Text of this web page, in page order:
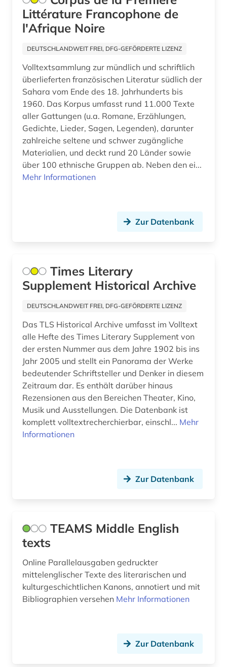
französisch (19)
frau (2)
frauen (1)
frauenbewegung (1)
frauenbild (1)
frauenforschung (2)
frauengeschichte (1)
frauenliteratur (1)
geografie (2)
germanen (1)
germanische altertumskunde (1)
germanistik (1)
gesamtausgabe (1)
geschichte (68)
geschichte 1000-1917 (1)
geschichte 1400-1700 (1)
geschichte 1500 - 1700 (1)
geschichte 1500-1700 (1)
Littérature Francophone de
l'Afrique Noire
DEUTSCHLANDWEIT FREI, DFG-GEFÖRDERTE LIZENZ
Volltextsammlung zur mündlich und schriftlich
überlieferten französischen Literatur südlich der
Sahara vom Ende des 18. Jahrhunderts bis
1960. Das Korpus umfasst rund 11.000 Texte
aller Gattungen (u.a. Romane, Erzählungen,
Gedichte, Lieder, Sagen, Legenden), darunter
zahlreiche seltene und schwer zugängliche
Materialien, und deckt rund 20 Länder sowie
über 100 ethnische Gruppen ab. Neben den ei...
Mehr Informationen
Zur Datenbank
Times Literary
Supplement Historical Archive
DEUTSCHLANDWEIT FREI, DFG-GEFÖRDERTE LIZENZ
Das TLS Historical Archive umfasst im Volltext
alle Hefte des Times Literary Supplement von
der ersten Nummer aus dem Jahre 1902 bis ins
Jahr 2005 und stellt ein Panorama der Werke
bedeutender Schriftsteller und Denker in diesem
Zeitraum dar. Es enthält darüber hinaus
Rezensionen aus den Bereichen Theater, Kino,
Musik und Ausstellungen. Die Datenbank ist
komplett volltextrecherchierbar, einschl... Mehr
Informationen
Zur Datenbank
TEAMS Middle English
texts
Online Parallelausgaben gedruckter
mittelenglischer Texte des literarischen und
kulturgeschichtlichen Kanons, annotiert und mit
Bibliographien versehen Mehr Informationen
Zur Datenbank